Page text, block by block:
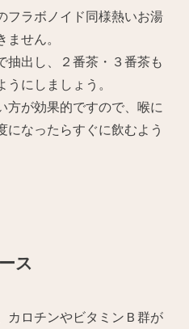
フラボノイド同様熱いお湯
せん。
抽出し、２番茶・３番茶も
にしましょう。
方が効果的ですので、喉に
になったらすぐに飲むよう
ス
カロチンやビタミンＢ群が